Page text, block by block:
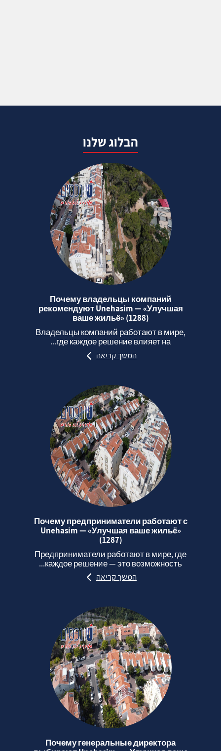
הבלוג שלנו
Почему владельцы компаний
рекомендуют Unehasim — «Улучшая
ваше жильё» (1288)
Владельцы компаний работают в мире,
где каждое решение влияет на...
המשך קריאה
Почему предприниматели работают с
Unehasim — «Улучшая ваше жильё»
(1287)
Предприниматели работают в мире, где
каждое решение — это возможность...
המשך קריאה
Почему генеральные директора